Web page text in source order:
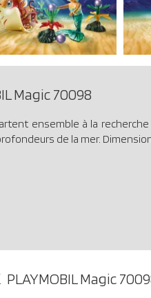
Magic 70098
ensemble à la
de la mer. Dimensions
PLAYMOBIL Magic